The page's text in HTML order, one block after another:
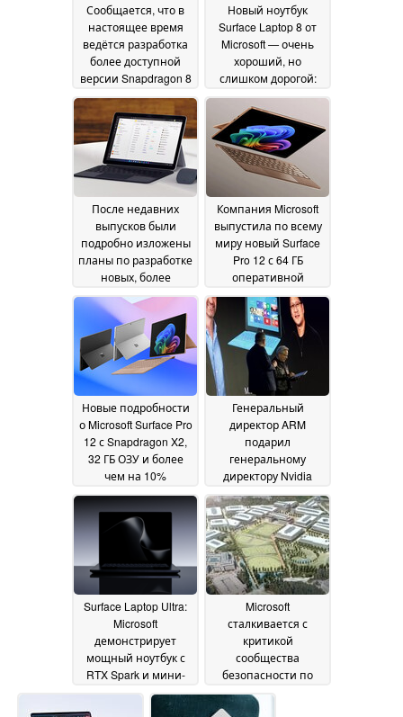
Сообщается, что в
настоящее время
ведётся разработка
более доступной
версии Snapdragon 8
Elite Gen 5, которая
может стать
спасительным
кругом для
бюджетных
флагманов23 July 2026
Новый ноутбук
Surface Laptop 8 от
Microsoft — очень
хороший, но
слишком дорогой:
его цена составляет
не менее 1599
долларов16 July 2026
После недавних
выпусков были
подробно изложены
планы по разработке
новых, более
компактных ПК
Microsoft Surface
01 July
2026
Компания Microsoft
выпустила по всему
миру новый Surface
Pro 12 с 64 ГБ
оперативной
памяти и OLED-
дисплеем с частотой
обновления 120 Гц17
June 2026
Новые подробности
о Microsoft Surface Pro
12 с Snapdragon X2,
32 ГБ ОЗУ и более
чем на 10%
большим временем
автономной работы,
чем у старшей
модели
03 June 2026
Генеральный
директор ARM
подарил
генеральному
директору Nvidia
Хуангу историческое
устройство Windows-
ARM03 June 2026
Surface Laptop Ultra:
Microsoft
демонстрирует
мощный ноутбук с
RTX Spark и мини-
светодиодным
экраном
01 June 2026
Microsoft
сталкивается с
критикой
сообщества
безопасности по
поводу Nightmare
Eclipse